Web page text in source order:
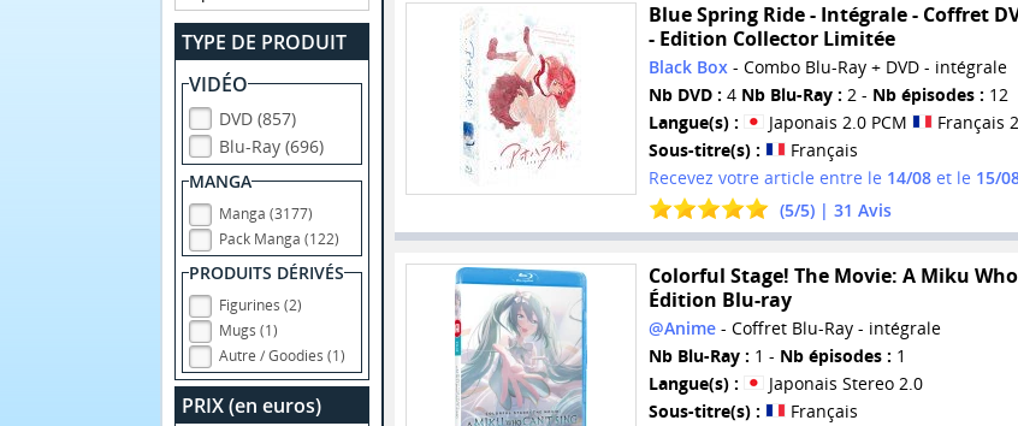
TYPE DE PRODUIT
VIDÉO
DVD (857)
Blu-Ray (696)
MANGA
Manga (3177)
Pack Manga (122)
PRODUITS DÉRIVÉS
Figurines (2)
Mugs (1)
Autre / Goodies (1)
PRIX (en euros)
Blue Spring Ride - Intégrale - Coffret
- Edition Collector Limitée
Black Box- Combo Blu-Ray + DVD - intégrale
Nb DVD : 4 Nb Blu-Ray : 2 - Nb épisodes : 12
Langue(s) :
Japonais 2.0 PCM
Français
Sous-titre(s) :
Français
Recevez votre article entre le 14/08et le 15/
(5/5) | 31 Avis
Colorful Stage! The Movie: A Miku
Édition Blu-ray
@Anime- Coffret Blu-Ray - intégrale
Nb Blu-Ray : 1 - Nb épisodes : 1
Langue(s) :
Japonais Stereo 2.0
Sous-titre(s) :
Français